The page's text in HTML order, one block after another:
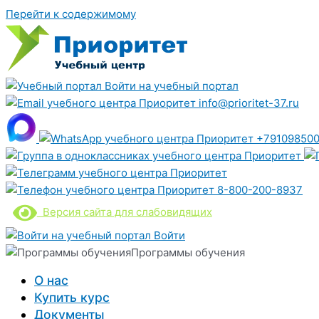
Перейти к содержимому
Войти на учебный портал
info@prioritet-37.ru
8-800-200-8937
Версия сайта для слабовидящих
Войти
Программы обучения
О нас
Купить курс
Документы